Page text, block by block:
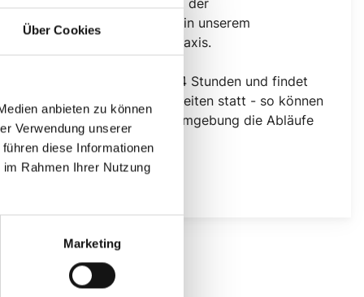
Über Cookies
anbieten zu können
Verwendung unserer
diese Informationen
Rahmen Ihrer Nutzung
Marketing
Reanimationskenntnisse in unserem
Notfalltraining in Ihrer Praxis.
Die Forbildung umfasst 4 Stunden und findet
direkt in Ihren Räumlichkeiten statt - so können
sie in Ihrer gewohnten Umgebung die Abläufe
erlernen und üben.
Jetzt anfragen